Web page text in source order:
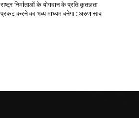
राष्ट्र निर्माताओं के योगदान के प्रति कृतज्ञता
प्रकट करने का भव्य माध्यम बनेगा : अरुण साव